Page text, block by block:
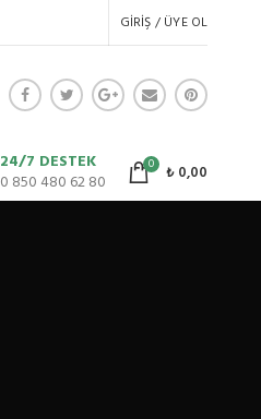
GIRIŞ / ÜYE OL
24/7 DESTEK
0 850 480 62 80
0 ₺0,00